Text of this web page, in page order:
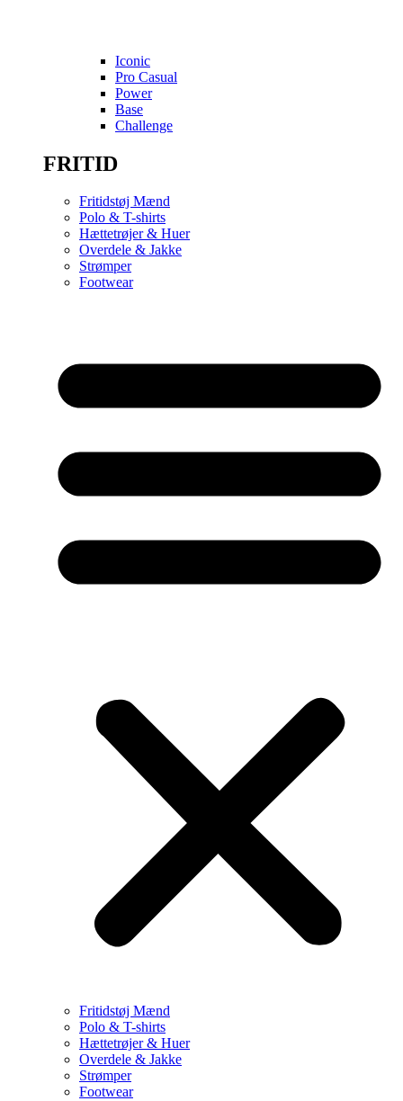
Iconic
Pro Casual
Power
Base
Challenge
FRITID
Fritidstøj Mænd
Polo & T-shirts
Hættetrøjer & Huer
Overdele & Jakke
Strømper
Footwear
Fritidstøj Mænd
Polo & T-shirts
Hættetrøjer & Huer
Overdele & Jakke
Strømper
Footwear